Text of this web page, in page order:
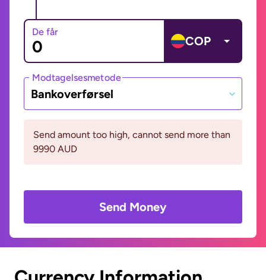
De får
COP
Modtagelsesmetode
Bankoverførsel
Send amount too high, cannot send more than
9990 AUD
Send Money